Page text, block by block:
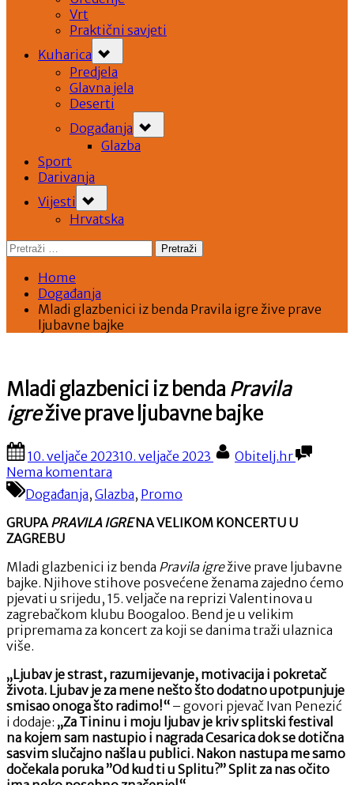
Vrt
Praktični savjeti
Kuharica
sub-
menu
Predjela
Glavna jela
Deserti
Događanja
sub-
menu
Glazba
Sport
Darivanja
Vijesti
sub-
menu
Hrvatska
Pretraži:
Home
Događanja
Mladi glazbenici iz benda Pravila igre žive prave
ljubavne bajke
Mladi glazbenici iz benda Pravila
igrežive prave ljubavne bajke
Posted
on
10. veljače 202310. veljače 2023 By
Obitelj.hr
Nema komentara
Mladi
glazbenici
iz
prave
ljubavne
bajke
Događanja, Glazba, Promo
GRUPA PRAVILA IGRENA VELIKOM KONCERTU U
ZAGREBU
Mladi glazbenici iz benda Pravila igrežive prave ljubavne
bajke. Njihove stihove posvećene ženama zajedno ćemo
pjevati u srijedu, 15. veljače na reprizi Valentinova u
zagrebačkom klubu Boogaloo. Bend je u velikim
pripremama za koncert za koji se danima traži ulaznica
više.
„Ljubav je strast, razumijevanje, motivacija i pokretač
života. Ljubav je za mene nešto što dodatno upotpunjuje
smisao onoga što radimo!“ – govori pjevač Ivan Penezić
i dodaje: „Za Tininu i moju ljubav je kriv splitski festival
na kojem sam nastupio i nagrada Cesarica dok se dotična
sasvim slučajno našla u publici. Nakon nastupa me samo
dočekala poruka ”Od kud ti u Splitu?” Split za nas očito